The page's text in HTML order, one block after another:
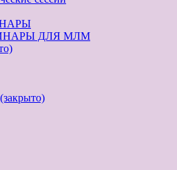
ДЛЯ МЛМ